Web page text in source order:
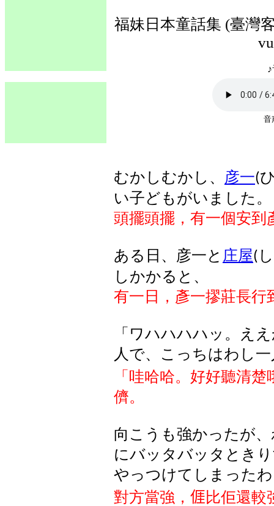
福妹日本童話集 (臺灣
むかしむかし 、 彦一(
い子どもがいました 。
頭擺頭擺，有一個安到
ある日、彦一と 庄屋(
しかかると、
有一日，彥一摎莊長行
「ワハハハハッ。え
人で、こっちはわし
「哇哈哈。好好聽清
儕。
向こうも強かったが
にバッタバッタとき
やっつけてしまった
對方當強， 𠊎比佢還較